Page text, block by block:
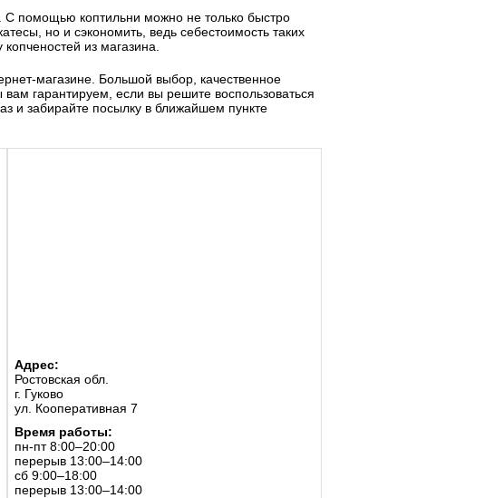
помощью коптильни можно не только быстро
но и сэкономить, ведь себестоимость таких
из магазина.
магазине. Большой выбор, качественное
гарантируем, если вы решите воспользоваться
и забирайте посылку в ближайшем пункте
Адрес:
Ростовская обл.
г. Гуково
ул. Кооперативная 7
Время работы:
пн-пт 8:00–20:00
перерыв 13:00–14:00
сб 9:00–18:00
перерыв 13:00–14:00